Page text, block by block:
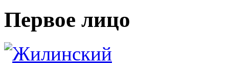
Первое лицо